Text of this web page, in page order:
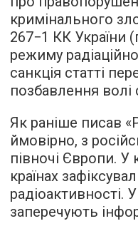
кримінального
267−1 КК України
режиму
санкція статті
позбавлення
Як раніше писав
ймовірно, з
півночі Європи. У
країнах
радіоактивності.
заперечують